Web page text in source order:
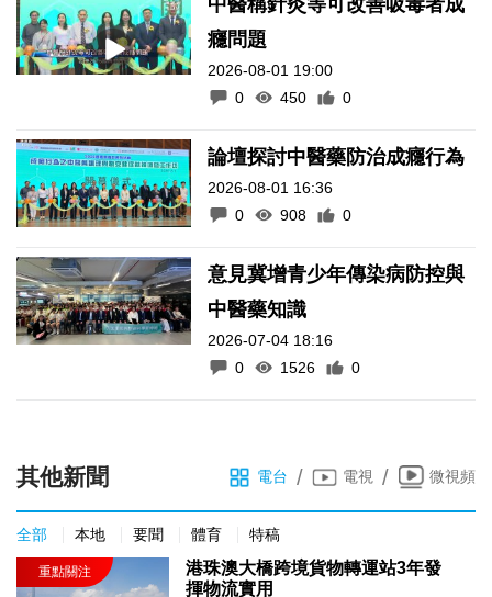
癮問題
2026-08-01 19:00
0
450 0
論壇探討中醫藥防治成癮行為
2026-08-01 16:36
0
908 0
意見冀增青少年傳染病防控與
中醫藥知識
2026-07-04 18:16
0
1526 0
其他新聞 電台 / 電視 / 微視頻
全部 本地 要聞 體育 特稿
港珠澳大橋跨境貨物轉運站3年發
揮物流實用